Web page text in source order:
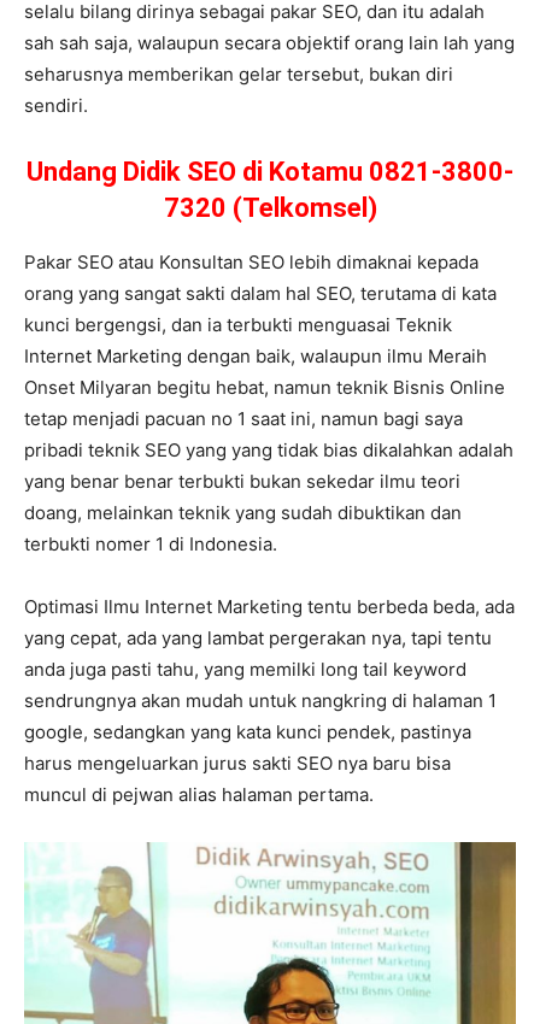
selalu bilang dirinya sebagai pakar SEO, dan itu adalah
sah sah saja, walaupun secara objektif orang lain lah yang
seharusnya memberikan gelar tersebut, bukan diri
sendiri.
Undang Didik SEO di Kotamu 0821-3800-
7320 (Telkomsel)
Pakar SEO atau Konsultan SEO lebih dimaknai kepada
orang yang sangat sakti dalam hal SEO, terutama di kata
kunci bergengsi, dan ia terbukti menguasai Teknik
Internet Marketing dengan baik, walaupun ilmu Meraih
Onset Milyaran begitu hebat, namun teknik Bisnis Online
tetap menjadi pacuan no 1 saat ini, namun bagi saya
pribadi teknik SEO yang yang tidak bias dikalahkan adalah
yang benar benar terbukti bukan sekedar ilmu teori
doang, melainkan teknik yang sudah dibuktikan dan
terbukti nomer 1 di Indonesia.
Optimasi Ilmu Internet Marketing tentu berbeda beda, ada
yang cepat, ada yang lambat pergerakan nya, tapi tentu
anda juga pasti tahu, yang memilki long tail keyword
sendrungnya akan mudah untuk nangkring di halaman 1
google, sedangkan yang kata kunci pendek, pastinya
harus mengeluarkan jurus sakti SEO nya baru bisa
muncul di pejwan alias halaman pertama.